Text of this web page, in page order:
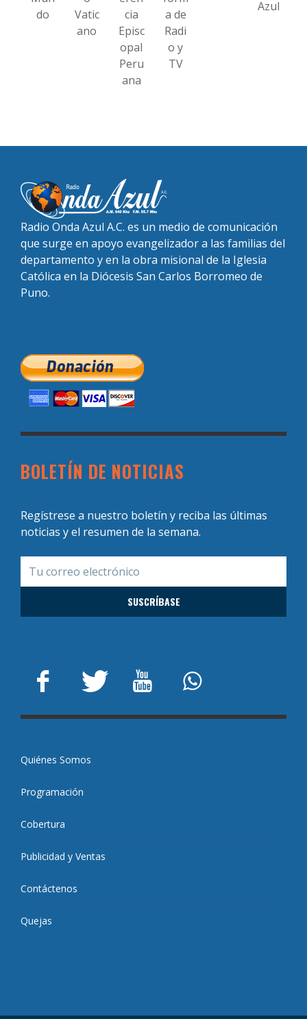
do
Vatic
ano
cia
Episc
opal
Peru
ana
a de
Radi
o y
TV
Azul
Radio Onda Azul A.C. es un medio de comunicación
que surge en apoyo evangelizador a las familias del
departamento y en la obra misional de la Iglesia
Católica en la Diócesis San Carlos Borromeo de
Puno.
BOLETÍN DE NOTICIAS
Regístrese a nuestro boletín y reciba las últimas
noticias y el resumen de la semana.
Quiénes Somos
Programación
Cobertura
Publicidad y Ventas
Contáctenos
Quejas